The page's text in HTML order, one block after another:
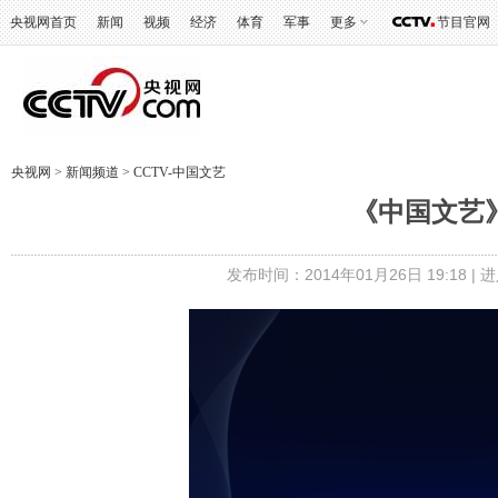
央视网首页 新闻 视频 经济 体育 军事 更多 节目官网
央视网 > 新闻频道 > CCTV-中国文艺
《中国文艺
发布时间：2014年01月26日 19:18 |